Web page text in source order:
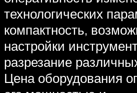
технологических
компактность,
настройки
разрезание
Цена оборудования